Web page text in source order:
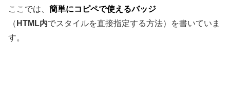
ここでは、 簡単にコピペで使えるバッジ
（ HTML内でスタイルを直接指定する方法）を書いていま
す。